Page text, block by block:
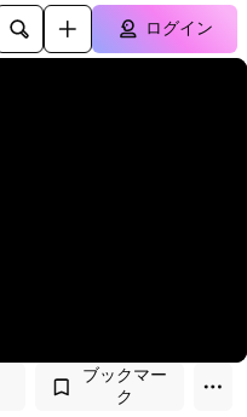
ログイン
ブックマー
ク